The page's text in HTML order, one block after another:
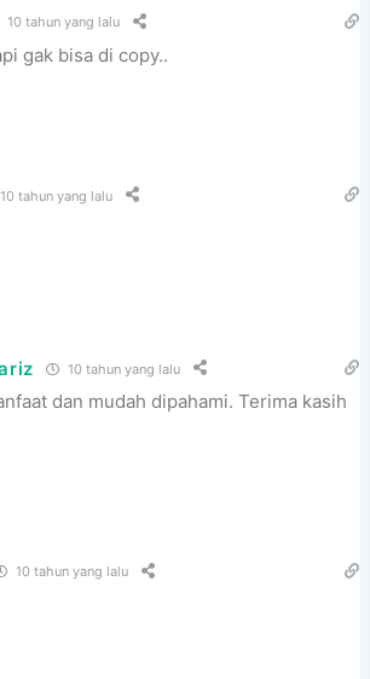
10 tahun yang lalu
gak bisa di copy..
10 tahun yang lalu
10 tahun yang lalu
dan mudah dipahami. Terima kasih
10 tahun yang lalu